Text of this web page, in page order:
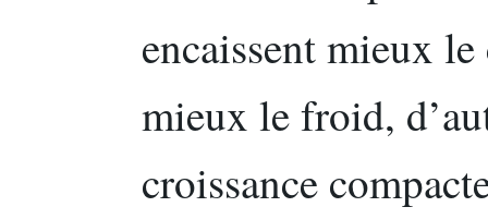
encaissent mieux
mieux le froid,
croissance